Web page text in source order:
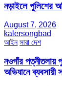
নড়াইলে পুলিশের
August 7, 2026
kalersongbad
আইন সারা দেশ
নওগাঁর পত্নীতলায়
অভিযানে